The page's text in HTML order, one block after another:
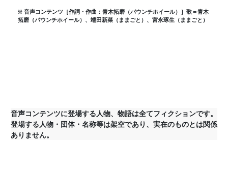
※ 音声コンテンツ［作詞・作曲：青木拓磨（パウンチホイール）］歌＝青木
拓磨（パウンチホイール）、端田新菜（ままごと）、宮永琢生（ままごと）
音声コンテンツに登場する人物、物語は全てフィクションです。
登場する人物・団体・名称等は架空であり、実在のものとは関係
ありません。